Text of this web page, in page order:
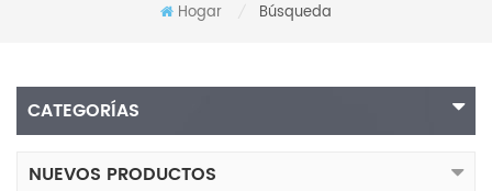
Hogar Búsqueda
CATEGORÍAS
NUEVOS PRODUCTOS